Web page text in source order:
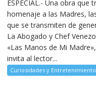
ESPECIAL.- Una obra que
homenaje a las Madres,
que se transmiten de
La Abogado y Chef
«Las Manos de Mi
invita al lector...
Curiosidades y Entretenimiento